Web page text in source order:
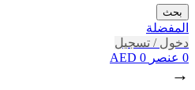
بحث
المفضلة
دخول / تسجيل
0 عنصر AED 0
→